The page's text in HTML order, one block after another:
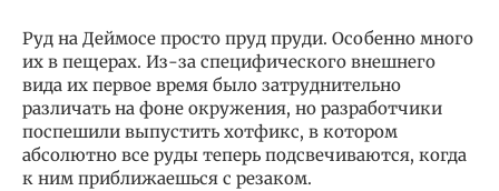
Руд на Деймосе просто пруд пруди. Особенно много
их в пещерах. Из-за специфического внешнего
вида их первое время было затруднительно
различать на фоне окружения, но разработчики
поспешили выпустить хотфикс, в котором
абсолютно все руды теперь подсвечиваются, когда
к ним приближаешься с резаком.